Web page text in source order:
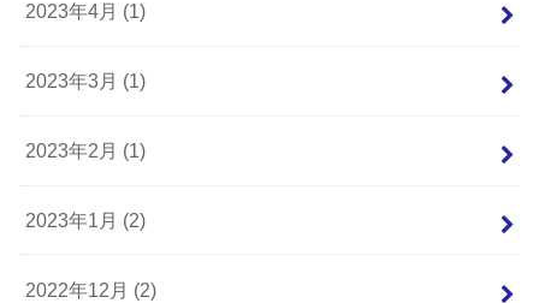
2023年4月 (1)
2023年3月 (1)
2023年2月 (1)
2023年1月 (2)
2022年12月 (2)